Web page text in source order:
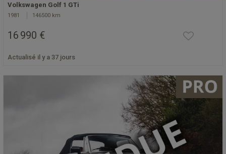
Volkswagen Golf 1 GTi
1981 146500 km
16 990 €
Actualisé il y a 37 jours